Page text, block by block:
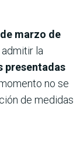
marzo de
la
presen­tadas
no se
de medidas